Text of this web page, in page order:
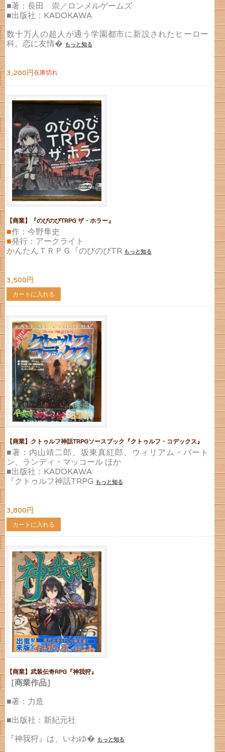
■著：長田 崇／ロンメルゲームズ
■出版社：KADOKAWA
数十万人の超人が通う学園都市に新設されたヒーロー
科。恋に友情� もっと知る
3,200円在庫切れ
【商業】『のびのびTRPG ザ・ホラー』
■作：今野隼史
■発行：アークライト
かんたんＴＲＰＧ『のびのびTR もっと知る
3,500円
カートに入れる
【商業】クトゥルフ神話TRPGソースブック『クトゥルフ・コデックス』
■著：内山靖二郎、坂東真紅郎、ウィリアム・バート
ン、ランディ・マッコール ほか
■出版社：KADOKAWA
『クトゥルフ神話TRPG もっと知る
3,800円
カートに入れる
【商業】武装伝奇RPG『神我狩』
［商業作品］
■著：力造
■出版社：新紀元社
『神我狩』は、いわゆ� もっと知る